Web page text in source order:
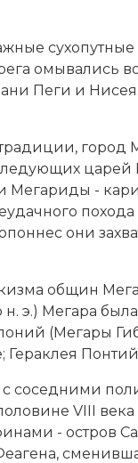
омы­ва­лись
Пе­ги и
ца­рей
-
они
об­щин
э.) Мегара
(Ме­га­ры
со­сед­ни­ми
VIII века
- остров